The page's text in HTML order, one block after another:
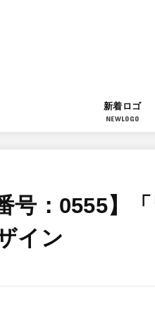
新着ロゴ
NEWLOGO
号：0555】
イン